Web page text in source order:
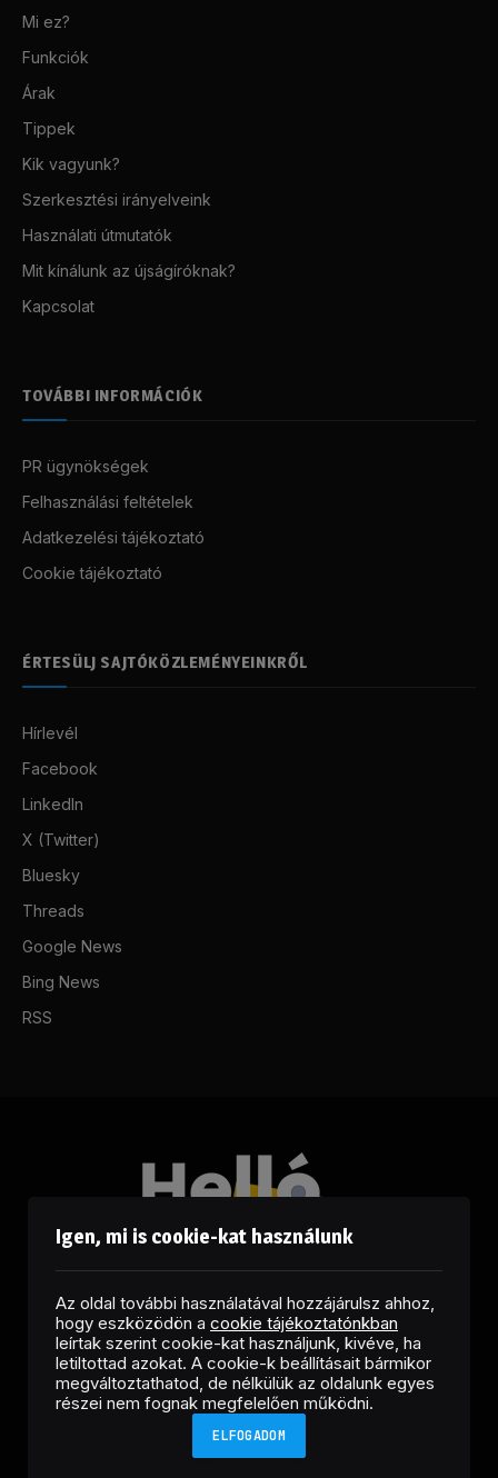
Mi ez?
Funkciók
Árak
Tippek
Kik vagyunk?
Szerkesztési irányelveink
Használati útmutatók
Mit kínálunk az újságíróknak?
Kapcsolat
TOVÁBBI INFORMÁCIÓK
PR ügynökségek
Felhasználási feltételek
Adatkezelési tájékoztató
Cookie tájékoztató
ÉRTESÜLJ SAJTÓKÖZLEMÉNYEINKRŐL
Hírlevél
Facebook
LinkedIn
X (Twitter)
Bluesky
Threads
Google News
Bing News
RSS
FacebookLinkedInX
(Twitter)
RSS
Igen, mi is cookie-kat használunk
Az oldal további használatával hozzájárulsz ahhoz,
hogy eszközödön a cookie tájékoztatónkban
leírtak szerint cookie-kat használjunk, kivéve, ha
letiltottad azokat. A cookie-k beállításait bármikor
megváltoztathatod, de nélkülük az oldalunk egyes
részei nem fognak megfelelően működni.
ELFOGADOM